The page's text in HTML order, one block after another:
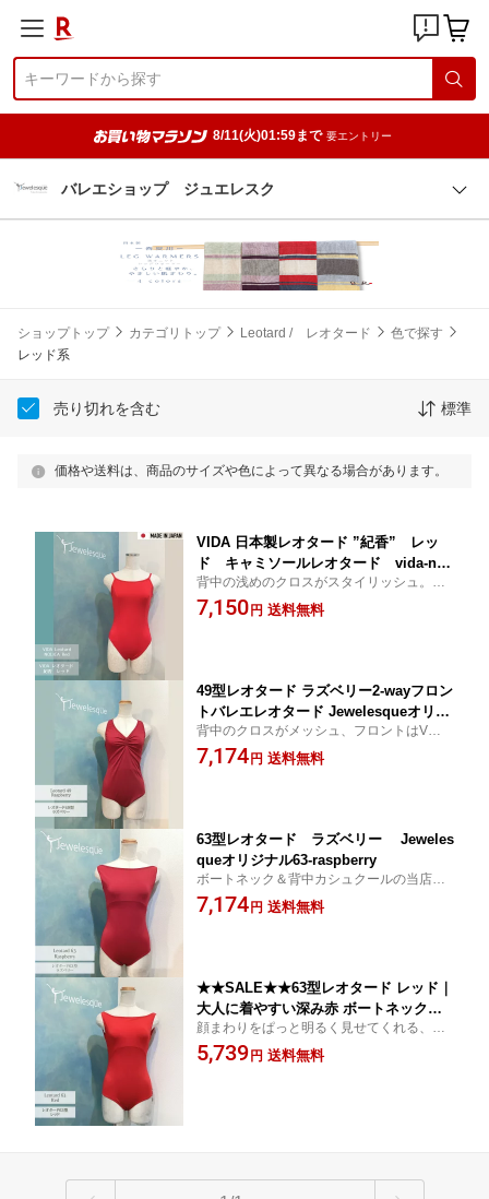
8/11(火)01:59まで 要エントリー
バレエショップ ジュエレスク
ショップトップ カテゴリトップ Leotard / レオタード
色で探す
レッド系
売り切れを含む 標準
価格や送料は、商品のサイズや色によって異なる場合があります。
VIDA 日本製レオタード ”紀香” レッ
ド キャミソールレオタード vida-noli
ca-red
背中の浅めのクロスがスタイリッシュ。鮮
やかなカラーはオーディションにも。日本
製キャミソールレオタード【バレエ レオタ
7,150 円 送料無料
49型レオタード ラズベリー2-wayフロン
トバレエレオタード Jewelesqueオリジ
ナル49-raspberry
背中のクロスがメッシュ、フロントはVネッ
クとUネックの2通りの着方が楽しめるレオ
タード。【バレエ レオタード 大人】
7,174 円 送料無料
63型レオタード ラズベリー Jeweles
queオリジナル63-raspberry
ボートネック＆背中カシュクールの当店定
番人気レオタードです。 【バレエ レオタ
ード 大人】
7,174 円 送料無料
★★SALE★★63型レオタード レッド｜
大人に着やすい深み赤 ボートネック＆
背中カシュクール ジュエレスク63-red
顔まわりをぱっと明るく見せてくれる、深
みのあるレッド。 華やかすぎず、黒タイツ
にも合わせやすいカラーです。【バレエ レ
5,739 円 送料無料